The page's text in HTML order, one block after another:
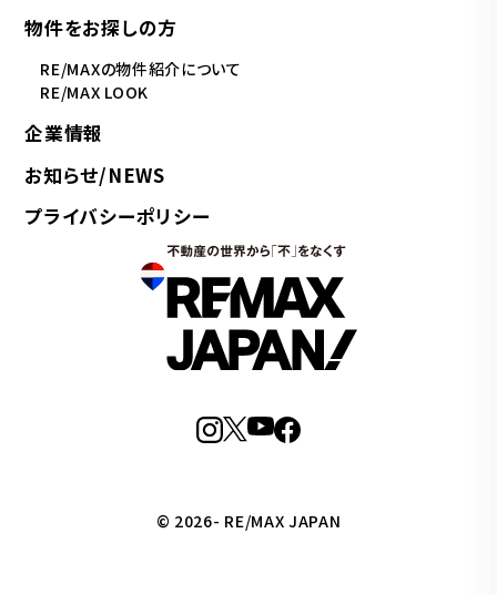
物件をお探しの方
RE/MAXの物件紹介について
RE/MAX LOOK
企業情報
お知らせ/NEWS
プライバシーポリシー
© 2026- RE/MAX JAPAN